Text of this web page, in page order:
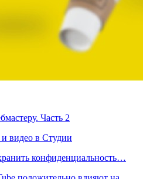
Часть 2
видео в Студии
конфиденциальность…